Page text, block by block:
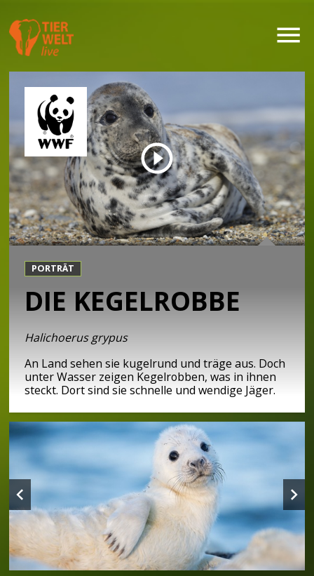
PORTRÄT
DIE KEGELROBBE
Halichoerus grypus
An Land sehen sie kugelrund und träge aus. Doch
unter Wasser zeigen Kegelrobben, was in ihnen
steckt. Dort sind sie schnelle und wendige Jäger.